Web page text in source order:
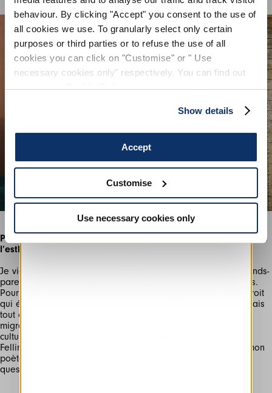
behaviour. By clicking "Accept" you consent to the use of
all cookies we use. To granularly select only certain
purposes or third parties or to refuse the use of all
cookies you can click on "Customise" or " Use
necessary cookies only" respectively. You can find out
more in ourCookie Policy.
Show details
Accept
Customise
Use necessary cookies only
INSCRIVEZ-VOUS
Pouvez-vous parler des différences et/ou des similitudes entre
l’esthétique anglaise et italienne ?
Je viens de faire un court métrage sur la maison de mes grands-
parents en Angleterre où ils ont vécu pendant plus de 50 ans.
Pour moi, les différences/similitudes ont figuré dans cet endroit
qui était banal, après la guerre, une maison britannique... Mais
tout ce qu’il y avait à l’intérieur parlait du dernier siècle de
migration et de l’amour pour les milliers d’années d’histoire
culturelle de l’Italie. Pour moi, l’Italie appartient à Frederico
Fellini, tout comme l’Angleterre appartient à Philip Larkin – mon
poète préféré. Cela répond probablement mieux à cette
question !